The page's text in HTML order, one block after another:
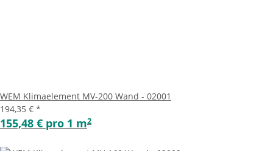
WEM Klimaelement MV-200 Wand - 02001
194,35 € *
155,48 € pro 1 m2